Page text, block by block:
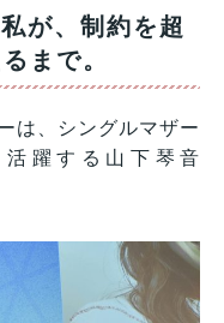
が、制約を超
まで。
は、シングルマザー
躍する山下琴音